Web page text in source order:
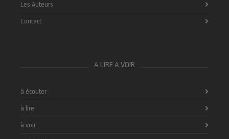
Les Auteurs
Contact
A LIRE A VOIR
à écouter
à lire
à voir